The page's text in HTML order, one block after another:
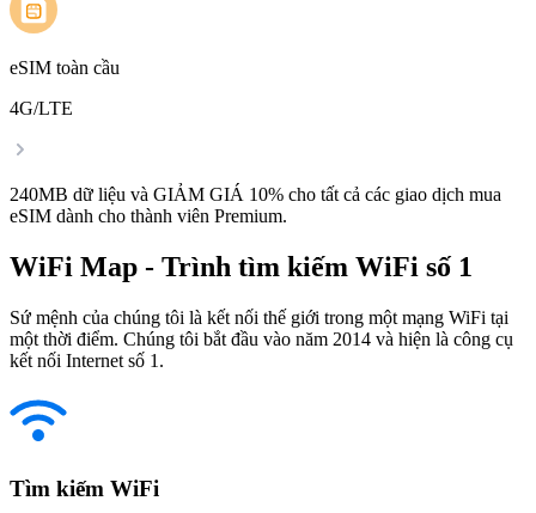
eSIM toàn cầu
4G/LTE
240MB dữ liệu và GIẢM GIÁ 10% cho tất cả các giao dịch mua
eSIM dành cho thành viên Premium.
WiFi Map - Trình tìm kiếm WiFi số 1
Sứ mệnh của chúng tôi là kết nối thế giới trong một mạng WiFi tại
một thời điểm. Chúng tôi bắt đầu vào năm 2014 và hiện là công cụ
kết nối Internet số 1.
Tìm kiếm WiFi